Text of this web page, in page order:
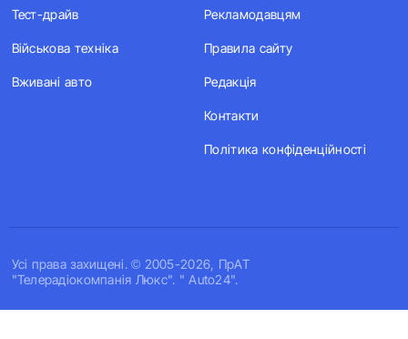
Усi права захищенi. © 2005-2026, ПрАТ
"Телерадіокомпанія Люкс". " Auto24".
Тест-драйв
Військова техніка
Вживані авто
Рекламодавцям
Правила сайту
Редакція
Контакти
Політика конфіденційності